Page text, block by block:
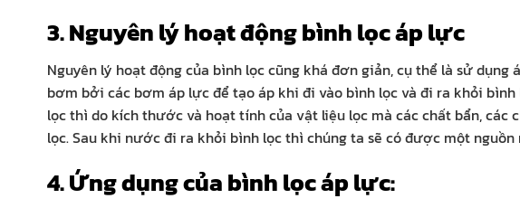
3. Nguyên lý hoạt động bình lọc áp lực
Nguyên lý hoạt động của bình lọc cũng khá đơn giản, cụ thể là sử
bơm bởi các bơm áp lực để tạo áp khi đi vào bình lọc và đi ra khỏi
lọc thì do kích thước và hoạt tính của vật liệu lọc mà các chất bẩn,
lọc. Sau khi nước đi ra khỏi bình lọc thì chúng ta sẽ có được một nguồn
4. Ứng dụng của bình lọc áp lực: